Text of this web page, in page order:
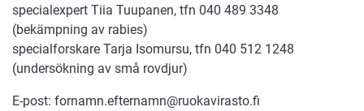
specialexpert Tiia Tuupanen, tfn 040 489 3348
(bekämpning av rabies)
specialforskare Tarja Isomursu, tfn 040 512 1248
(undersökning av små rovdjur)
E-post: fornamn.efternamn@ruokavirasto.fi